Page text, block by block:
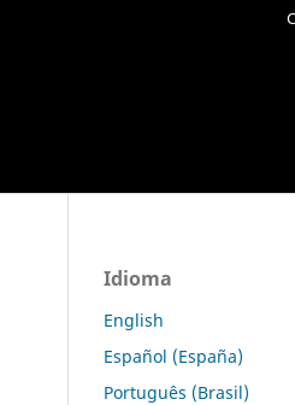
Idioma
English
Español (España)
Português (Brasil)